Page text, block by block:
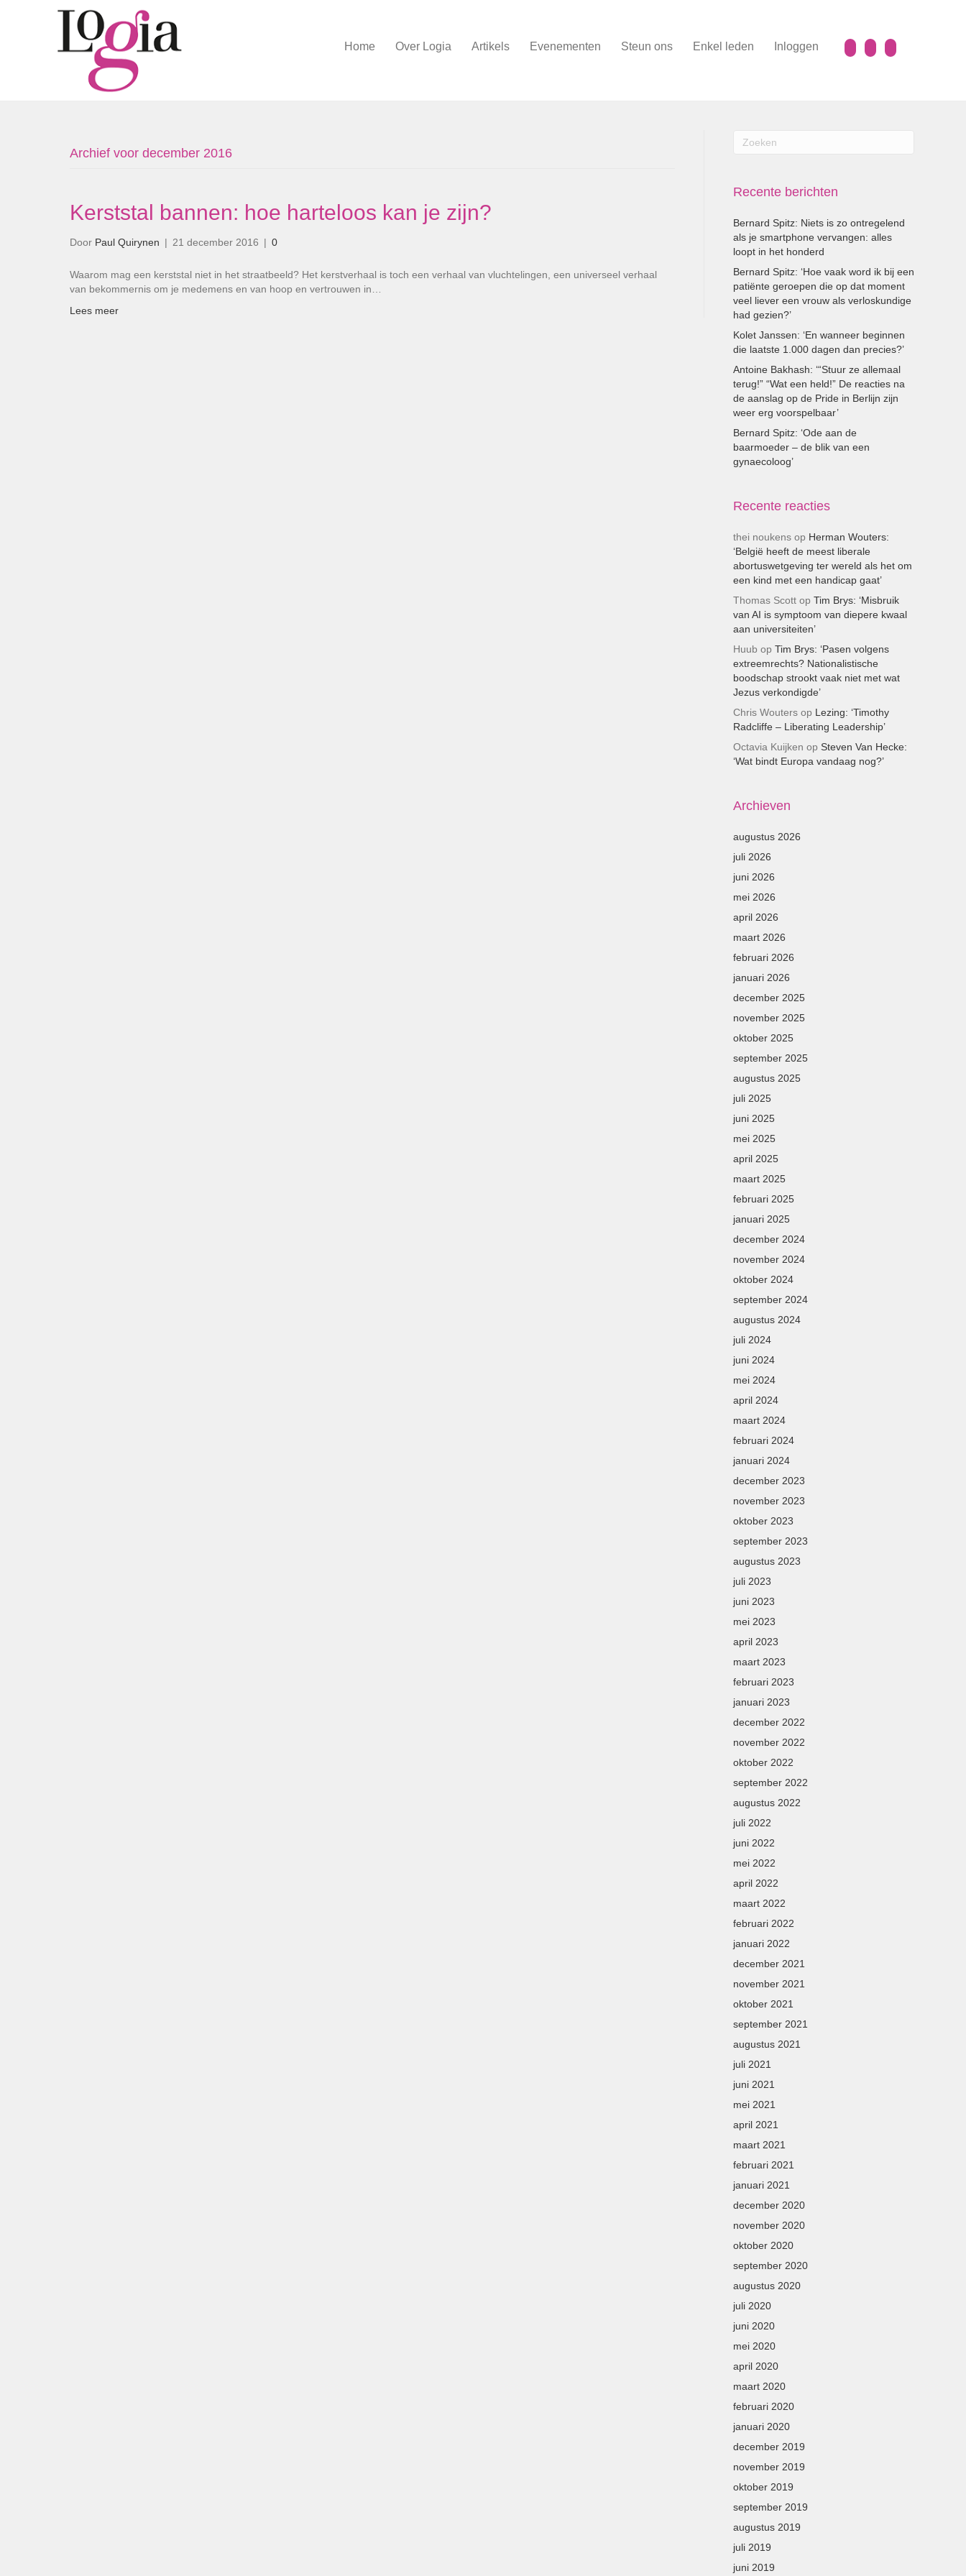
Home Over Logia Artikels Evenementen Steun ons Enkel leden Inloggen
Archief voor december 2016
Kerststal bannen: hoe harteloos kan je zijn?
Door Paul Quirynen | 21 december 2016 | 0
Waarom mag een kerststal niet in het straatbeeld? Het kerstverhaal is toch een verhaal van vluchtelingen, een universeel verhaal
van bekommernis om je medemens en van hoop en vertrouwen in…
Lees meer
Recente berichten
Bernard Spitz: Niets is zo ontregelend
als je smartphone vervangen: alles
loopt in het honderd
Bernard Spitz: ‘Hoe vaak word ik bij een
patiënte geroepen die op dat moment
veel liever een vrouw als verloskundige
had gezien?’
Kolet Janssen: ‘En wanneer beginnen
die laatste 1.000 dagen dan precies?’
Antoine Bakhash: ‘“Stuur ze allemaal
terug!” “Wat een held!” De reacties na
de aanslag op de Pride in Berlijn zijn
weer erg voorspelbaar’
Bernard Spitz: ‘Ode aan de
baarmoeder – de blik van een
gynaecoloog’
Recente reacties
thei noukensop Herman Wouters:
‘België heeft de meest liberale
abortuswetgeving ter wereld als het om
een kind met een handicap gaat’
Thomas Scottop Tim Brys: ‘Misbruik
van AI is symptoom van diepere kwaal
aan universiteiten’
Huub op Tim Brys: ‘Pasen volgens
extreemrechts? Nationalistische
boodschap strookt vaak niet met wat
Jezus verkondigde’
Chris Woutersop Lezing: ‘Timothy
Radcliffe – Liberating Leadership’
Octavia Kuijken op Steven Van Hecke:
‘Wat bindt Europa vandaag nog?’
Archieven
augustus 2026
juli 2026
juni 2026
mei 2026
april 2026
maart 2026
februari 2026
januari 2026
december 2025
november 2025
oktober 2025
september 2025
augustus 2025
juli 2025
juni 2025
mei 2025
april 2025
maart 2025
februari 2025
januari 2025
december 2024
november 2024
oktober 2024
september 2024
augustus 2024
juli 2024
juni 2024
mei 2024
april 2024
maart 2024
februari 2024
januari 2024
december 2023
november 2023
oktober 2023
september 2023
augustus 2023
juli 2023
juni 2023
mei 2023
april 2023
maart 2023
februari 2023
januari 2023
december 2022
november 2022
oktober 2022
september 2022
augustus 2022
juli 2022
juni 2022
mei 2022
april 2022
maart 2022
februari 2022
januari 2022
december 2021
november 2021
oktober 2021
september 2021
augustus 2021
juli 2021
juni 2021
mei 2021
april 2021
maart 2021
februari 2021
januari 2021
december 2020
november 2020
oktober 2020
september 2020
augustus 2020
juli 2020
juni 2020
mei 2020
april 2020
maart 2020
februari 2020
januari 2020
december 2019
november 2019
oktober 2019
september 2019
augustus 2019
juli 2019
juni 2019